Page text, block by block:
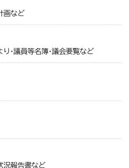
画など
・議員等名簿・議会要覧など
況報告書など